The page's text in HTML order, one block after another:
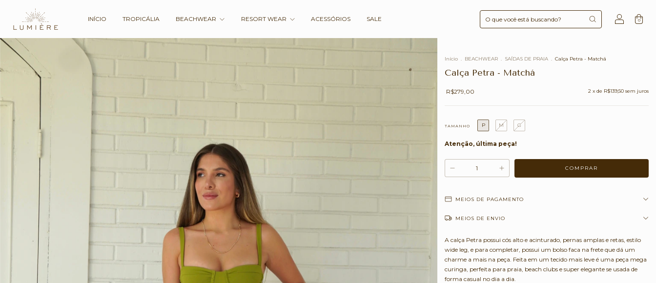
INÍCIO TROPICÁLIA BEACHWEAR RESORT WEAR ACESSÓRIOS SALE 0
Início . BEACHWEAR . SAÍDAS DE PRAIA . Calça Petra - Matchá
Calça Petra - Matchá
R$279,00 2 x de R$139,50 sem juros
TAMANHO P M G
Atenção, última peça!
MEIOS DE PAGAMENTO
MEIOS DE ENVIO
A calça Petra possui cós alto e acinturado, pernas amplas e retas, estilo
wide leg, e para completar, possui um bolso faca na frete que dá um
charme a mais na peça. Feita em um tecido mais leve é uma peça mega
curinga, perfeita para praia, beach clubs e super elegante se usada de
forma casual no dia a dia.